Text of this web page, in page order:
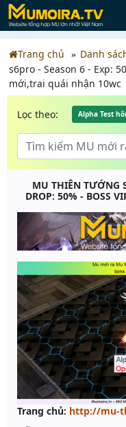
Trang chủ Danh
s6pro - Season 6 - Exp:
mới,trai quái nhận 10wc
Lọc theo: Alpha Test
MU THIÊN TƯỚNG
DROP: 50% - BOSS
Trang chủ: http://mu-